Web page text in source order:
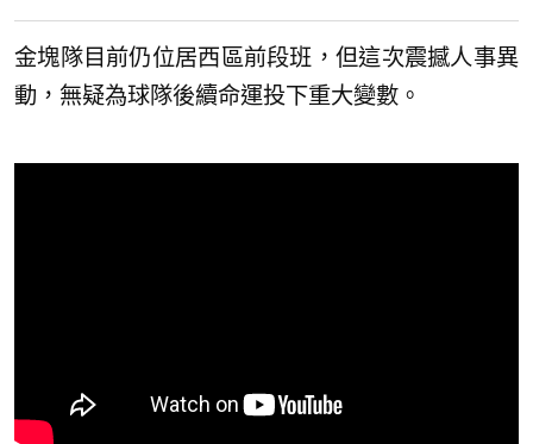
金塊隊目前仍位居西區前段班，但這次震撼人事異
動，無疑為球隊後續命運投下重大變數。